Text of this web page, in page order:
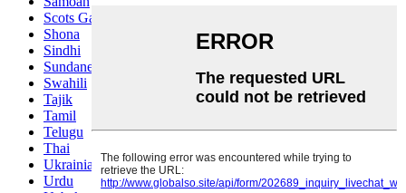
Scots Gaelic
Shona
Sindhi
Sundanese
Swahili
Tajik
Tamil
Telugu
Thai
Ukrainian
Urdu